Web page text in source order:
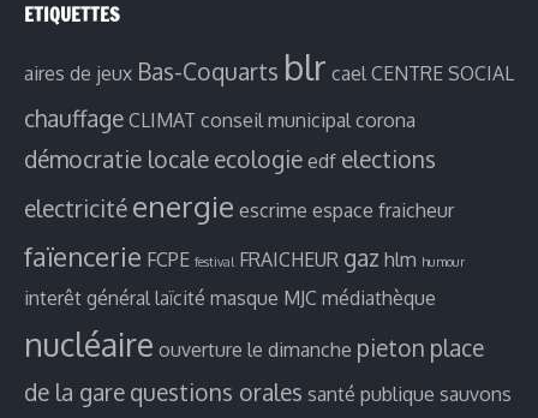
ETIQUETTES
aires de jeux Bas-Coquarts blr cael CENTRE SOCIAL
chauffage CLIMAT conseil municipal corona
démocratie locale ecologie edf elections
electricité energie escrime espace fraicheur
faïencerie FCPE festival FRAICHEUR gaz hlm humour
interêt général laïcité masque MJC médiathèque
nucléaire ouverture le dimanche pieton place
de la gare questions orales santé publique sauvons